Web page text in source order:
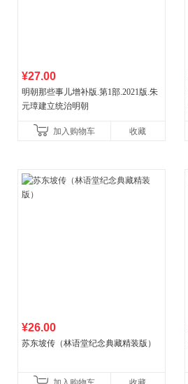
¥27.00
明朝那些事儿增补版.第1部.2021版.朱
元璋建立统治明朝
加入购物车 收藏
¥26.00
苏东坡传（林语堂纪念典藏精装版）